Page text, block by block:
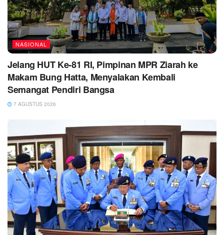
NASIONAL
Jelang HUT Ke-81 RI, Pimpinan MPR Ziarah ke
Makam Bung Hatta, Menyalakan Kembali
Semangat Pendiri Bangsa
7 AGUSTUS 2026